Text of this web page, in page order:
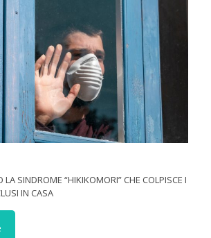
LA SINDROME “HIKIKOMORI” CHE COLPISCE I
IN CASA